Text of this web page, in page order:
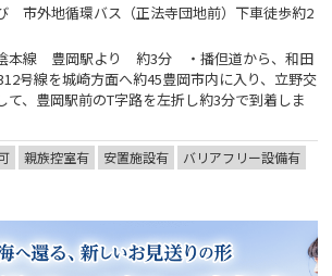
市外地循環バス（正法寺団地前）下車徒歩約2
本線 豊岡駅より 約3分 ・播但道から、和田
号線を城崎方面へ約45豊岡市内に入り、立野交
て、豊岡駅前のT字路を左折し約3分で到着しま
親族控室有 安置施設有 バリアフリー設備有